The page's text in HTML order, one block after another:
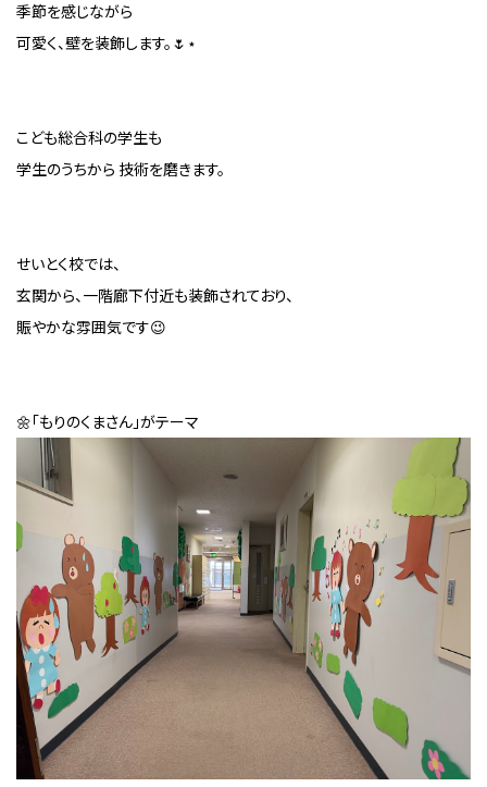
季節を感じながら
可愛く、壁を装飾します。🌷⋆
こども総合科の学生も
学生のうちから 技術を磨きます。
せいとく校では、
玄関から、一階廊下付近も装飾されており、
賑やかな雰囲気です😉
🌼「もりのくまさん」がテーマ